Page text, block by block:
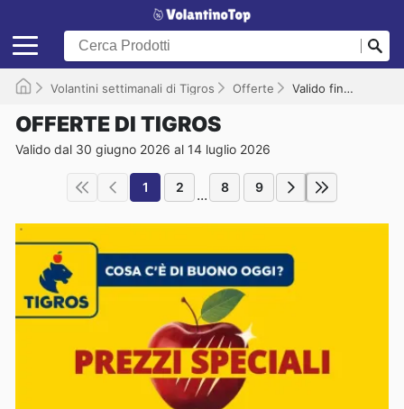
Volantini settimanali di Tigros Offerte Valido fino al 14/07/2026
OFFERTE DI TIGROS
Valido dal 30 giugno 2026 al 14 luglio 2026
1 2 ... 8 9